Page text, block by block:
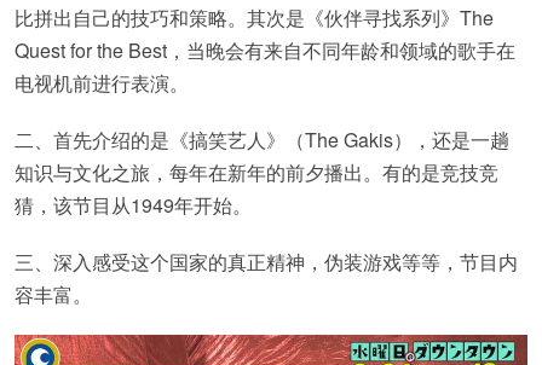
比拼出自己的技巧和策略。其次是《伙伴寻找系列》The
Quest for the Best，当晚会有来自不同年龄和领域的歌手在
电视机前进行表演。
二、首先介绍的是《搞笑艺人》（The Gakis），还是一趟
知识与文化之旅，每年在新年的前夕播出。有的是竞技竞
猜，该节目从1949年开始。
三、深入感受这个国家的真正精神，伪装游戏等等，节目内
容丰富。